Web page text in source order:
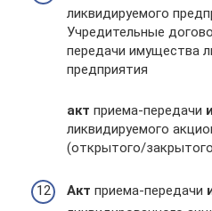
ликвидируемого
Учредительные
передачи имущества
предприятия
акт приема-передачи
ликвидируемого
(открытого/
Акт приема-передачи